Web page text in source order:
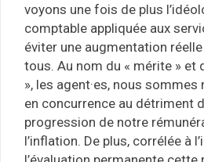
voyons une fois de plus
comptable appliquée aux
éviter une augmentation
tous. Au nom du « mérite » et
», les agent·es, nous
en concurrence au détriment
progression de notre
l’inflation. De plus, corrélée à